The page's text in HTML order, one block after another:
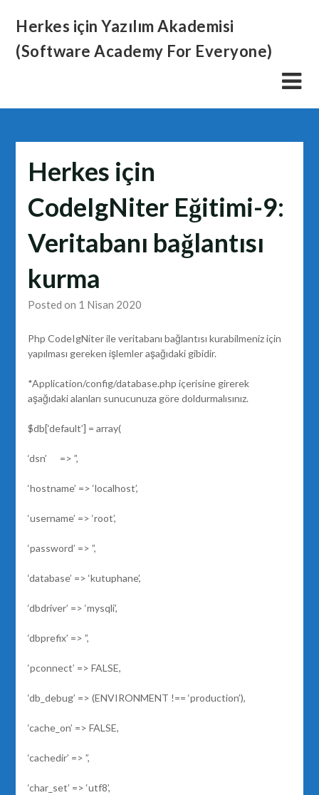
content
Herkes için Yazılım Akademisi
(Software Academy For Everyone)
Herkes için
CodeIgNiter Eğitimi-9:
Veritabanı bağlantısı
kurma
Posted on 1 Nisan 2020
Php CodeIgNiter ile veritabanı bağlantısı kurabilmeniz için
yapılması gereken işlemler aşağıdaki gibidir.
*Application/config/database.php içerisine girerek
aşağıdaki alanları sunucunuza göre doldurmalısınız.
$db[‘default’] = array(
‘dsn’ => ”,
‘hostname’ => ‘localhost’,
‘username’ => ‘root’,
‘password’ => ”,
‘database’ => ‘kutuphane’,
‘dbdriver’ => ‘mysqli’,
‘dbprefix’ => ”,
‘pconnect’ => FALSE,
‘db_debug’ => (ENVIRONMENT !== ‘production’),
‘cache_on’ => FALSE,
‘cachedir’ => ”,
‘char_set’ => ‘utf8’,